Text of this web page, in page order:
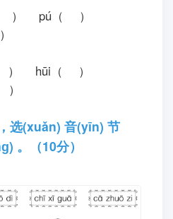
） pú（ ）
hūi（ ）
选(xuǎn) 音(yīn) 节
。（10分）